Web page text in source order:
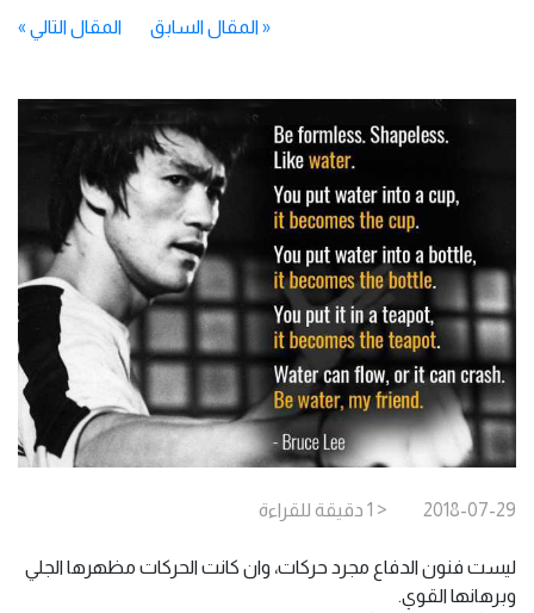
«المقال السابق المقال التالي »
2018-07-29
< 1 دقيقة للقراءة
ليست فنون الدفاع مجرد حركات، وان كانت الحركات مظهرها الجلي
وبرهانها القوي.